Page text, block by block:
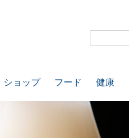
ショップ フード 健康